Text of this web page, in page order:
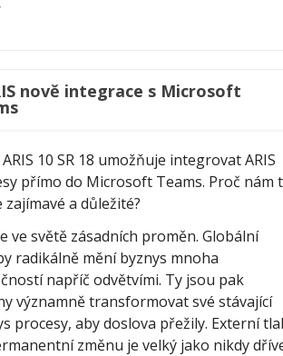
nově integrace s Microsoft
10 SR 18 umožňuje integrovat ARIS
přímo do Microsoft Teams. Proč nám
zajímavé a důležité?
ve světě zásadních proměn. Globální
radikálně mění byznys mnoha
napříč odvětvími. Ty jsou pak
významně transformovat své stávající
procesy, aby doslova přežily. Externí
změnu je velký jako nikdy